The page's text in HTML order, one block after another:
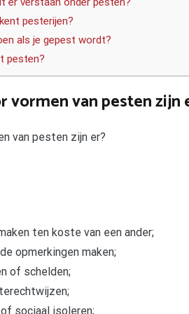
pesterijen?
als je gepest wordt?
pesten?
vormen van pesten zijn
van pesten zijn er?
ten koste van een ander;
opmerkingen maken;
of schelden;
sociaal isoleren;